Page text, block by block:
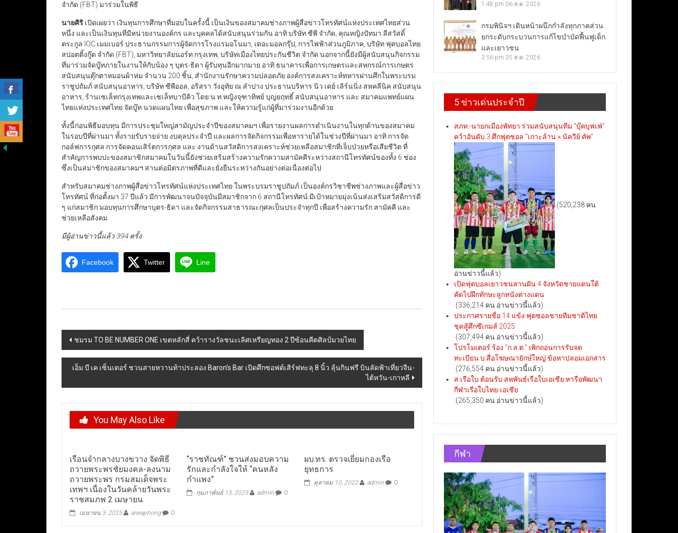
จำกัด (FBT) มาร่วมในพิธี
นายศิริ เปิดเผยว่า เงินทุนการศึกษาที่มอบในครั้งนี้ เป็นเงินของสมาคมช่างภาพผู้สื่อข่าวโทรทัศน์แห่งประเทศไทยส่วน
หนึ่ง และเป็นเงินทุนที่มีหน่วยงานองค์กร และบุคคลได้สนับสนุนร่วมกัน อาทิ บริษัท ซีพี จำกัด, คุณหญิงปัทมา ลีสวัสดิ์
ตระกูล IOC เมมเบอร์ ประธานกรรมการผู้จัดการโรงแรมอโนมา, เดอะมอลกรุ๊ป, การไฟฟ้าส่วนภูมิภาค, บริษัท ฟุตบอลไทย
สปอตติ้งกู๊ด จำกัด (FBT), มหาวิทยาลัยนอร์ท กรุงเทพ, บริษัทเมืองไทยประกันชีวิต จำกัด นอกจากนี้ยังมีผู้สนับสนุนกิจกรรม
ที่มาร่วมจัดบู๊ทภายในงานให้กับน้อง ๆ บุตร-ธิดา ผู้รับทุนอีกมากมาย อาทิ ธนาคารเพื่อการเกษตรและสหกรณ์การเกษตร
สนับสนุนตุ๊กตาหมอนผ้าห่ม จำนวน 200 ชิ้น, สำนักงานรักษาความปลอดภัย องค์การสงเคราะห์ทหารผ่านศึกในพระบรม
ราชูปถัมภ์ สนับสนุนอาหาร, บริษัท ซีพีออล, อริสรา วังอุทัย ณ ลำปาง ประธานบริหาร นิว เดย์ เลิร์นนิ่ง สหคลีนิค สนับสนุน
อาหาร, ร้านเซเล็ทกรุงเทพและเซเล็ทบาบีคิว โดย น.ท.หญิงจุฑาทิพย์ บุญยฤทธิ์ สนับสนุนอาหาร และ สมาคมแพทย์แผน
ไทยแห่งประเทศไทย จัดบู๊ท นวดแผนไทย เพื่อสุขภาพ และให้ความรู้แก่ผู้ที่มาร่วมงานอีกด้วย
ทั้งนี้ก่อนพิธีมอบทุน มีการประชุมใหญ่สามัญประจำปีของสมาคมฯ เพื่อรายงานผลการดำเนินงานในทุกด้านของสมาคม
ในรอบปีที่ผ่านมา ทั้งรายรับรายจ่าย งบดุลประจำปี และผลการจัดกิจกรรมเพื่อหารายได้ในช่วงปีที่ผ่านมา อาทิ การจัด
กอล์ฟการกุศล การจัดคอนเสิร์ตการกุศล และ งานด้านสวัสดิการสงเคราะห์ช่วยเหลือสมาชิกที่เจ็บป่วยหรือเสียชีวิต ที่
สำคัญการพบปะของสมาชิกสมาคมในวันนี้ยังช่วยเสริมสร้างความรักความสามัคคีระหว่างสถานีโทรทัศน์ของทั้ง 6 ช่อง
ซึ่งเป็นสมาชิกของสมาคมฯ สานต่อมิตรภาพที่ดีและยั่งยืนระหว่างกันอย่างต่อเนื่องต่อไป
สำหรับสมาคมช่างภาพผู้สื่อข่าวโทรทัศน์แห่งประเทศไทย ในพระบรมราชูปถัมภ์ เป็นองค์กรวิชาชีพช่างภาพและผู้สื่อข่าว
โทรทัศน์ ที่ก่อตั้งมา 37 ปีแล้ว มีการพัฒนาจนปัจจุบันมีสมาชิกจาก 6 สถานีโทรทัศน์ มีเป้าหมายมุ่งเน้นส่งเสริมสวัสดิการดี
ๆ แก่สมาชิก มอบทุนการศึกษาบุตร-ธิดา และจัดกิจกรรมสาธารณะกุศลเป็นประจำทุกปี เพื่อสร้างความรัก สามัคคี และ
ช่วยเหลือสังคม
มีผู้อ่านข่าวนี้แล้ว 394 ครั้ง
Facebook Twitter Line
Post
navigation
ชมรม TO BE NUMBER ONE เขตหลักสี่ คว้ารางวัลชนะเลิศเหรียญทอง 2 ปีซ้อนคีตศิลป์มวยไทย
เอ็ม บี เค เซ็นเตอร์ ชวนสายหวานท้าประลอง Baron’s Bar เปิดศึกซอฟต์เสิร์ฟทะลุ 8 นิ้ว ลุ้นกินฟรี บินลัดฟ้าเที่ยวจีน-
ไต้หวัน-เกาหลี
You May Also Like
เรือนจำกลางบางขวาง จัดพิธี
ถวายพระพรชัยมงคล-ลงนาม
ถวายพระพร กรมสมเด็จพระ
เทพฯ เนื่องในวันคล้ายวันพระ
ราชสมภพ 2 เมษายน
เมษายน 3, 2025 aneaphong 0
“ราชทัณฑ์” ชวนส่งมอบความ
รักและกำลังใจให้ “คนหลัง
กำแพง”
กุมภาพันธ์ 13, 2023 admin 0
ผบ.ทร. ตรวจเยี่ยมกองเรือ
ยุทธการ
ตุลาคม 10, 2022 admin 0
1:48 pm 06 ส.ค. 2026
กรมพินิจฯ เดินหน้าผนึกกำลังทุกภาคส่วน
ยกระดับกระบวนการแก้ไขบำบัดฟื้นฟูเด็ก
และเยาวชน
3:56 pm 05 ส.ค. 2026
5 ข่าวเด่นประจำปี
สภท.-นายกเมืองพัทยา ร่วมสนับสนุนทีม “บุ๊คบุฟเฟ่”
คว้าอันดับ 3 ศึกฟุตซอล “เกาะล้าน × นัควีย์ คัพ”
(520,238 คน
อ่านข่าวนี้แล้ว)
เปิดฟุตบอลเยาวชนสานฝัน 4 จังหวัดชายแดนใต้
คัดไปฝึกทักษะลูกหนังต่างแดน
(336,214 คน อ่านข่าวนี้แล้ว)
ประกาศรายชื่อ 14 แข้ง ฟุตซอลชายทีมชาติไทย
ชุดสู้ศึกซีเกมส์ 2025
(307,494 คน อ่านข่าวนี้แล้ว)
โปรโมเตอร์ ร้อง “ก.ล.ต.” เพิกถอนการรับจด
ทะเบียน บ.สื่อโฆษณายักษ์ใหญ่ ข้อหาปลอมเอกสาร
(276,554 คน อ่านข่าวนี้แล้ว)
ส.เรือใบ ต้อนรับ สหพันธ์เรือใบเอเชีย หารือพัฒนา
กีฬาเรือใบไทย-เอเชีย
(265,350 คน อ่านข่าวนี้แล้ว)
กีฬา